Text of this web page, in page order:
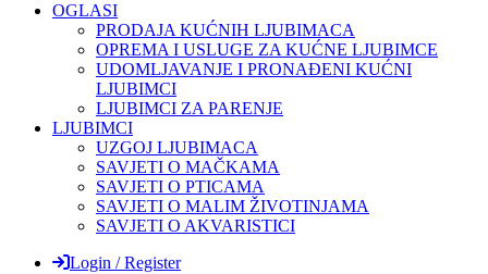
OGLASI
PRODAJA KUĆNIH LJUBIMACA
OPREMA I USLUGE ZA KUĆNE LJUBIMCE
UDOMLJAVANJE I PRONAĐENI KUĆNI
LJUBIMCI
LJUBIMCI ZA PARENJE
LJUBIMCI
UZGOJ LJUBIMACA
SAVJETI O MAČKAMA
SAVJETI O PTICAMA
SAVJETI O MALIM ŽIVOTINJAMA
SAVJETI O AKVARISTICI
Login / Register